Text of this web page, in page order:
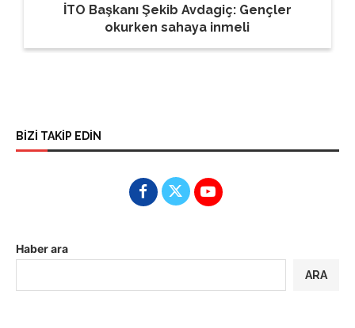
İTO Başkanı Şekib Avdagiç: Gençler
okurken sahaya inmeli
BİZİ TAKİP EDİN
Haber ara
ARA